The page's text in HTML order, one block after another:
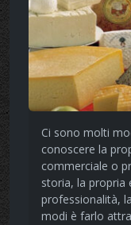
Ci sono molti
conoscere la
commerciale o
storia, la propria
professionalità,
modi è farlo